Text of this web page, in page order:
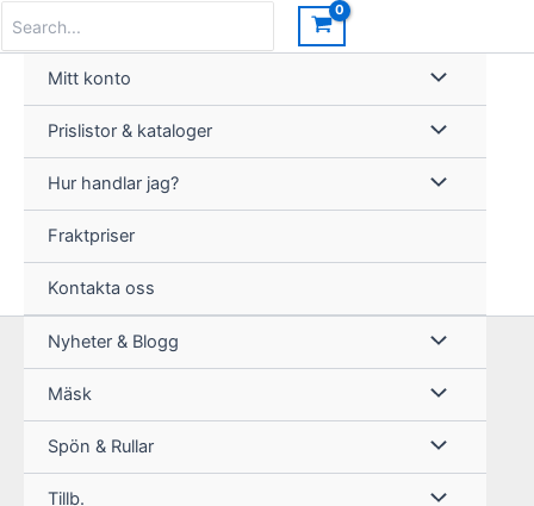
innehåll
for:
Mitt konto
Prislistor & kataloger
Hur handlar jag?
Fraktpriser
Kontakta oss
Nyheter & Blogg
Mäsk
Spön & Rullar
Tillb.